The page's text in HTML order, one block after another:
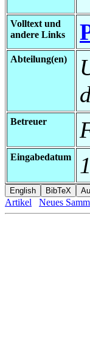
Volltext und
andere Links
Abteilung(en)
Betreuer
Eingabedatum
Artikel Neues